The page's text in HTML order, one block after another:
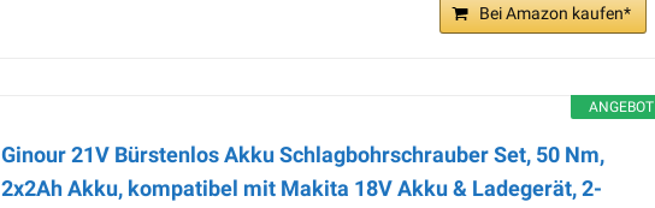
Bei Amazon kaufen*
ANGEBOT
Ginour 21V Bürstenlos Akku Schlagbohrschrauber Set, 50 Nm,
2x2Ah Akku, kompatibel mit Makita 18V Akku & Ladegerät, 2-